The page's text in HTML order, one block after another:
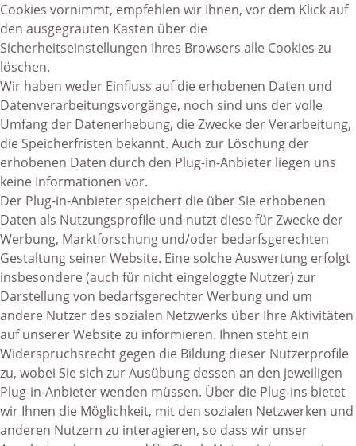
Cookies vornimmt, empfehlen wir Ihnen, vor dem Klick auf
den ausgegrauten Kasten über die
Sicherheitseinstellungen Ihres Browsers alle Cookies zu
löschen.
Wir haben weder Einfluss auf die erhobenen Daten und
Datenverarbeitungsvorgänge, noch sind uns der volle
Umfang der Datenerhebung, die Zwecke der Verarbeitung,
die Speicherfristen bekannt. Auch zur Löschung der
erhobenen Daten durch den Plug-in-Anbieter liegen uns
keine Informationen vor.
Der Plug-in-Anbieter speichert die über Sie erhobenen
Daten als Nutzungsprofile und nutzt diese für Zwecke der
Werbung, Marktforschung und/oder bedarfsgerechten
Gestaltung seiner Website. Eine solche Auswertung erfolgt
insbesondere (auch für nicht eingeloggte Nutzer) zur
Darstellung von bedarfsgerechter Werbung und um
andere Nutzer des sozialen Netzwerks über Ihre Aktivitäten
auf unserer Website zu informieren. Ihnen steht ein
Widerspruchsrecht gegen die Bildung dieser Nutzerprofile
zu, wobei Sie sich zur Ausübung dessen an den jeweiligen
Plug-in-Anbieter wenden müssen. Über die Plug-ins bietet
wir Ihnen die Möglichkeit, mit den sozialen Netzwerken und
anderen Nutzern zu interagieren, so dass wir unser